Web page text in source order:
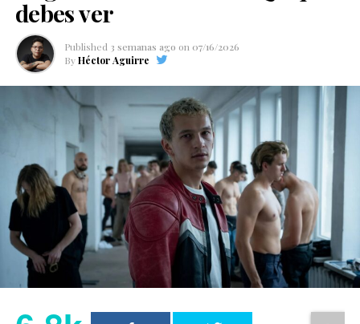
debes ver
Published 3 semanas ago on 07/16/2026
By Héctor Aguirre